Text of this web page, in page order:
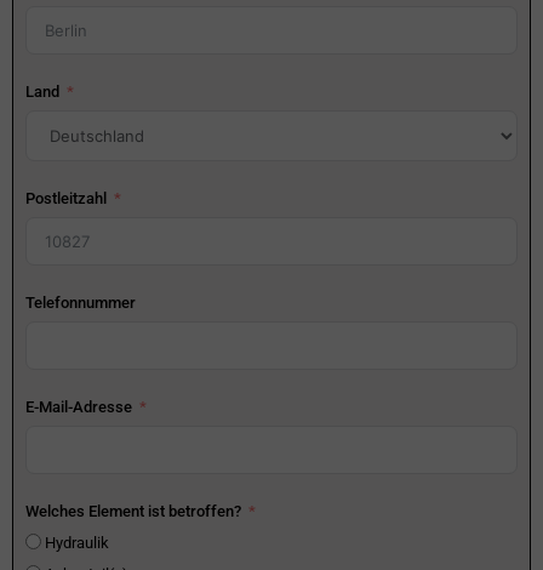
Land
Postleitzahl
Telefonnummer
E-Mail-Adresse
Welches Element ist betroffen?
Hydraulik